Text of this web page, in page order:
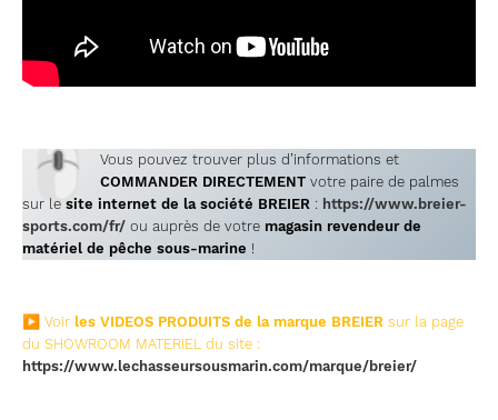
🖱 Vous pouvez trouver plus d’informations et
COMMANDER DIRECTEMENT votre paire de palmes
sur le site internet de la société BREIER : https://www.breier-
sports.com/fr/ ou auprès de votre magasin revendeur de
matériel de pêche sous-marine !
▶ Voir les VIDEOS PRODUITS de la marque BREIER sur la page
du SHOWROOM MATERIEL du site :
https://www.lechasseursousmarin.com/marque/breier/